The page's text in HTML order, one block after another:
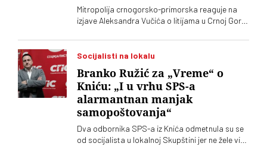
Mitropolija crnogorsko-primorska reaguje na
izjave Aleksandra Vučića o litijama u Crnoj Gori
Socijalisti na lokalu
Branko Ružić za „Vreme“ o
Kniću: „I u vrhu SPS-a
alarmantnan manjak
samopoštovanja“
Dva odbornika SPS-a iz Knića odmetnula su se
od socijalista u lokalnoj Skupštini jer ne žele više